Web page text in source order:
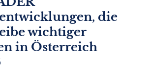
die
wichtiger
in Österreich